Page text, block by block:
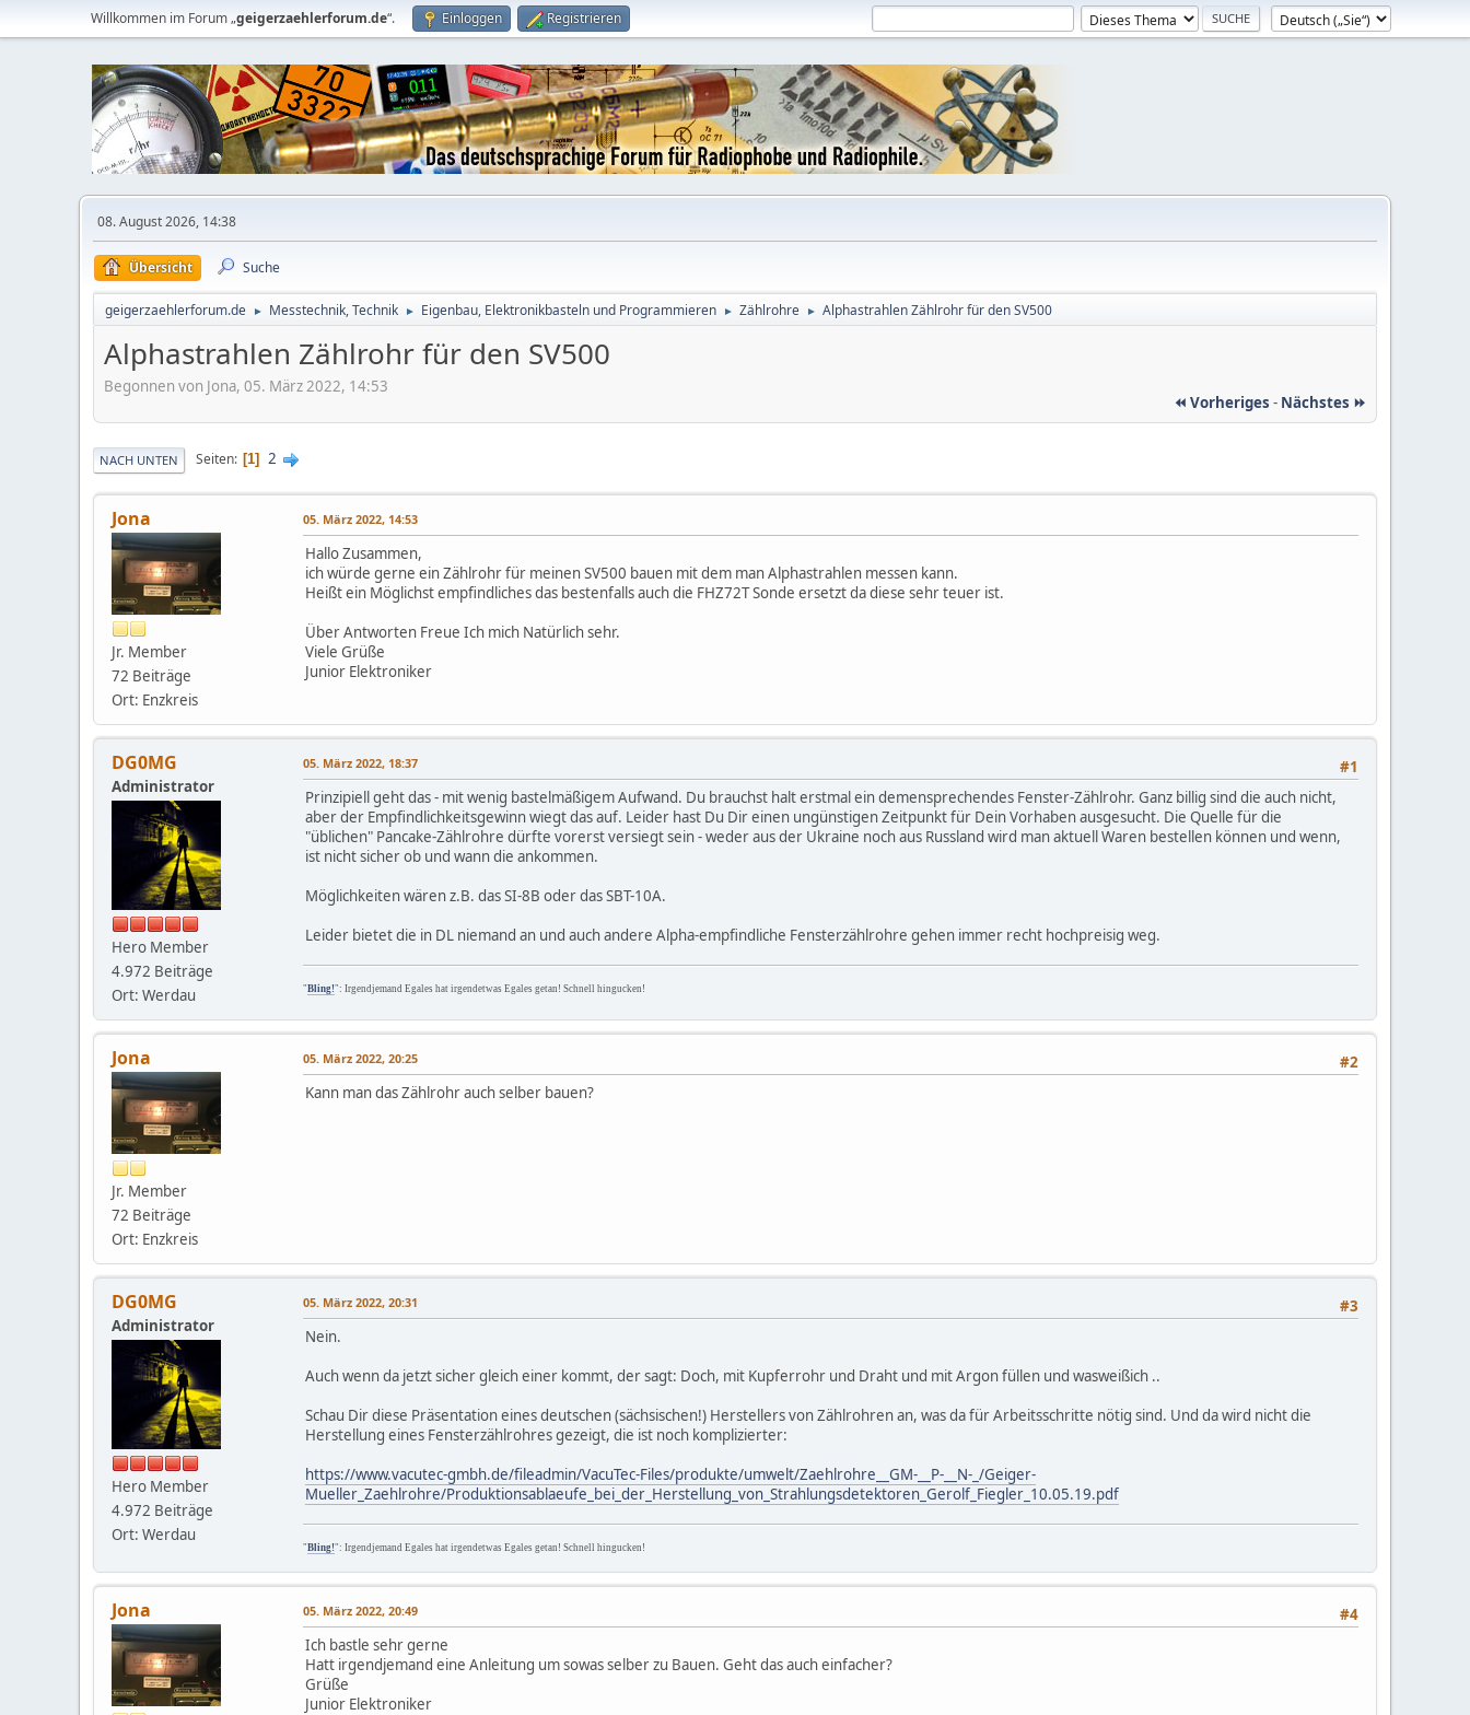
Willkommen im Forum „geigerzaehlerforum.de“. Einloggen Registrieren
08. August 2026, 14:38
Übersicht Suche
geigerzaehlerforum.de ► Messtechnik, Technik ► Eigenbau, Elektronikbasteln und Programmieren ► Zählrohre ► Alphastrahlen Zählrohr für den SV500
Alphastrahlen Zählrohr für den SV500
Begonnen von Jona, 05. März 2022, 14:53
⏪ Vorheriges - Nächstes ⏩
NACH UNTEN Seiten 1 2
Jona
Jr. Member
72 Beiträge
Ort: Enzkreis
05. März 2022, 14:53
Hallo Zusammen,
ich würde gerne ein Zählrohr für meinen SV500 bauen mit dem man Alphastrahlen messen kann.
Heißt ein Möglichst empfindliches das bestenfalls auch die FHZ72T Sonde ersetzt da diese sehr teuer ist.
Über Antworten Freue Ich mich Natürlich sehr.
Viele Grüße
Junior Elektroniker
DG0MG
Administrator
Hero Member
4.972 Beiträge
Ort: Werdau
#1
05. März 2022, 18:37
Prinzipiell geht das - mit wenig bastelmäßigem Aufwand. Du brauchst halt erstmal ein demensprechendes Fenster-Zählrohr. Ganz billig sind die auch nicht,
aber der Empfindlichkeitsgewinn wiegt das auf. Leider hast Du Dir einen ungünstigen Zeitpunkt für Dein Vorhaben ausgesucht. Die Quelle für die
"üblichen" Pancake-Zählrohre dürfte vorerst versiegt sein - weder aus der Ukraine noch aus Russland wird man aktuell Waren bestellen können und wenn,
ist nicht sicher ob und wann die ankommen.
Möglichkeiten wären z.B. das SI-8B oder das SBT-10A.
Leider bietet die in DL niemand an und auch andere Alpha-empfindliche Fensterzählrohre gehen immer recht hochpreisig weg.
"Bling!": Irgendjemand Egales hat irgendetwas Egales getan! Schnell hingucken!
Jona
Jr. Member
72 Beiträge
Ort: Enzkreis
#2
05. März 2022, 20:25
Kann man das Zählrohr auch selber bauen?
DG0MG
Administrator
Hero Member
4.972 Beiträge
Ort: Werdau
#3
05. März 2022, 20:31
Nein.
Auch wenn da jetzt sicher gleich einer kommt, der sagt: Doch, mit Kupferrohr und Draht und mit Argon füllen und wasweißich ..
Schau Dir diese Präsentation eines deutschen (sächsischen!) Herstellers von Zählrohren an, was da für Arbeitsschritte nötig sind. Und da wird nicht die
Herstellung eines Fensterzählrohres gezeigt, die ist noch komplizierter:
https://www.vacutec-gmbh.de/fileadmin/VacuTec-Files/produkte/umwelt/Zaehlrohre__GM-__P-__N-_/Geiger-
Mueller_Zaehlrohre/Produktionsablaeufe_bei_der_Herstellung_von_Strahlungsdetektoren_Gerolf_Fiegler_10.05.19.pdf
"Bling!": Irgendjemand Egales hat irgendetwas Egales getan! Schnell hingucken!
Jona #4
05. März 2022, 20:49
Ich bastle sehr gerne
Hatt irgendjemand eine Anleitung um sowas selber zu Bauen. Geht das auch einfacher?
Grüße
Junior Elektroniker